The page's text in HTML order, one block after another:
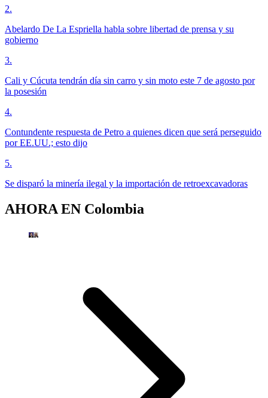
2.
Abelardo De La Espriella habla sobre libertad de prensa y su
gobierno
3.
Cali y Cúcuta tendrán día sin carro y sin moto este 7 de agosto por
la posesión
4.
Contundente respuesta de Petro a quienes dicen que será perseguido
por EE.UU.; esto dijo
5.
Se disparó la minería ilegal y la importación de retroexcavadoras
AHORA EN Colombia